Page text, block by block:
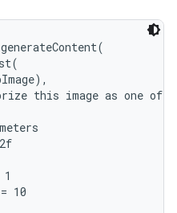
this image as one of
1
10